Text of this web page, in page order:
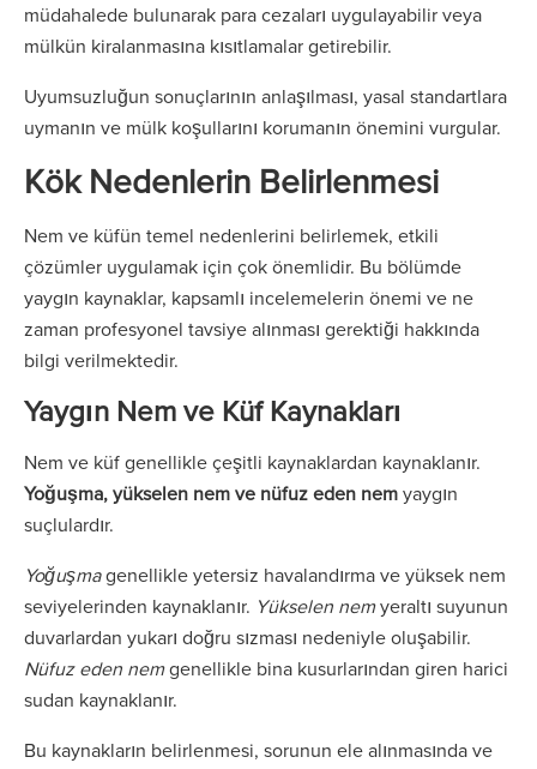
müdahalede bulunarak para cezaları uygulayabilir veya
mülkün kiralanmasına kısıtlamalar getirebilir.
Uyumsuzluğun sonuçlarının anlaşılması, yasal standartlara
uymanın ve mülk koşullarını korumanın önemini vurgular.
Kök Nedenlerin Belirlenmesi
Nem ve küfün temel nedenlerini belirlemek, etkili
çözümler uygulamak için çok önemlidir. Bu bölümde
yaygın kaynaklar, kapsamlı incelemelerin önemi ve ne
zaman profesyonel tavsiye alınması gerektiği hakkında
bilgi verilmektedir.
Yaygın Nem ve Küf Kaynakları
Nem ve küf genellikle çeşitli kaynaklardan kaynaklanır.
Yoğuşma, yükselen nem ve nüfuz eden nemyaygın
suçlulardır.
Yoğuşmagenellikle yetersiz havalandırma ve yüksek nem
seviyelerinden kaynaklanır. Yükselen nemyeraltı suyunun
duvarlardan yukarı doğru sızması nedeniyle oluşabilir.
Nüfuz eden nemgenellikle bina kusurlarından giren harici
sudan kaynaklanır.
Bu kaynakların belirlenmesi, sorunun ele alınmasında ve